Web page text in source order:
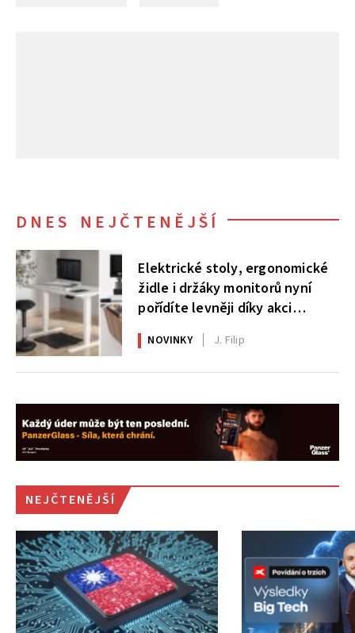
DNES NEJČTENĚJŠÍ
Elektrické stoly, ergonomické
židle i držáky monitorů nyní
pořídíte levněji díky akci
AlzaErgo
NOVINKY J. Filip
NEJČTENĚJŠÍ